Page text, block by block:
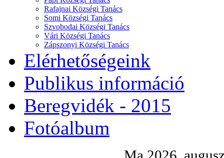
Rafajnai Községi Tanács
Somi Községi Tanács
Szvobodai Községi Tanács
Vári Községi Tanács
Zápszonyi Községi Tanács
Elérhetőségeink
Publikus információ
Beregvidék - 2015
Fotóalbum